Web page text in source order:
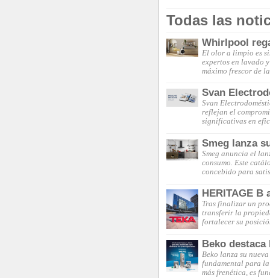
Todas las
Whirlpool
El olor a limpio es
expertos en lavado
máximo frescor de
Svan
Svan
reflejan el
significativas en
Smeg lanza
Smeg anuncia el
consumo. Este
concebido para
HERITAGE
Tras finalizar un
transferir la
fortalecer su
Beko
Beko lanza su
fundamental para la
más frenética, es